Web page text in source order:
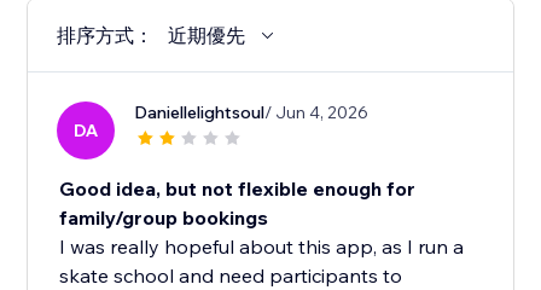
排序方式： 近期優先
DA
Daniellelightsoul/ Jun 4, 2026
Good idea, but not flexible enough for
family/group bookings
I was really hopeful about this app, as I run a
skate school and need participants to